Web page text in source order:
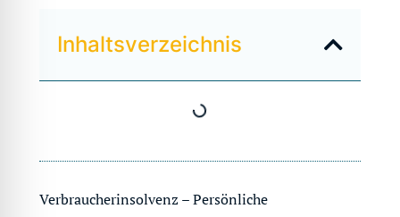
Inhaltsverzeichnis
Verbraucherinsolvenz – Persönliche